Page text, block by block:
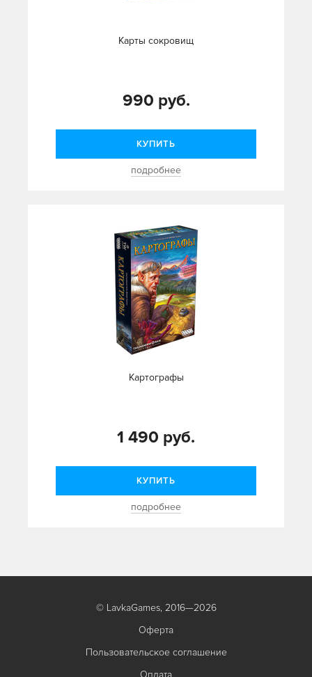
Карты сокровищ
990 руб.
КУПИТЬ
подробнее
Картографы
1 490 руб.
КУПИТЬ
подробнее
© LavkaGames, 2016—2026
Оферта
Пользовательское соглашение
Оплата